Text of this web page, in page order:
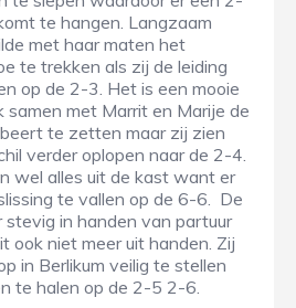
te hangen. Langzaam
met haar maten het
te trekken als zij de leiding
op de 2-3. Het is een mooie
samen met Marrit en Marije de
te zetten maar zij zien
verder oplopen naar de 2-4.
wel alles uit de kast want er
te vallen op de 6-6. De
in handen van partuur
ook niet meer uit handen. Zij
in Berlikum veilig te stellen
te halen op de 2-5 2-6.